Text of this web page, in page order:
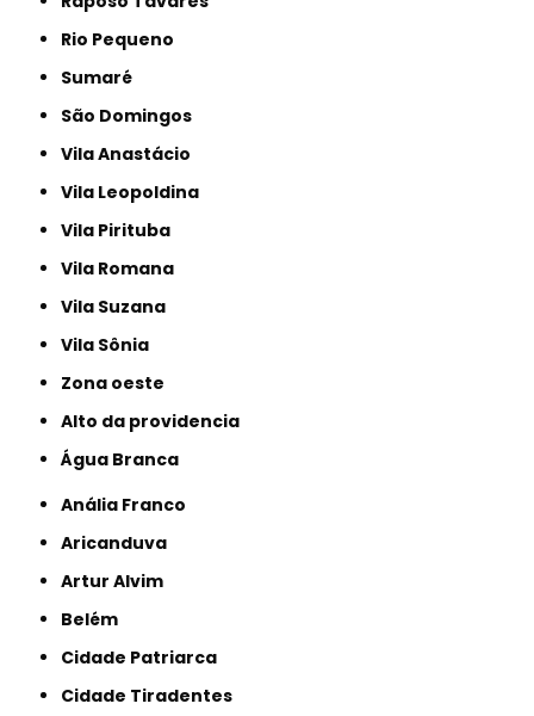
Rio Pequeno
Sumaré
São Domingos
Vila Anastácio
Vila Leopoldina
Vila Pirituba
Vila Romana
Vila Suzana
Vila Sônia
Zona oeste
alto da providencia
Água Branca
Anália Franco
Aricanduva
Artur Alvim
Belém
Cidade Patriarca
Cidade Tiradentes